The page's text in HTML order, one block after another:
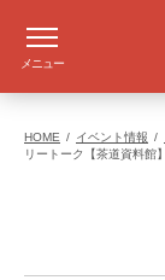
メニュー
HOME イベント情報
リートーク【茶道資料館】